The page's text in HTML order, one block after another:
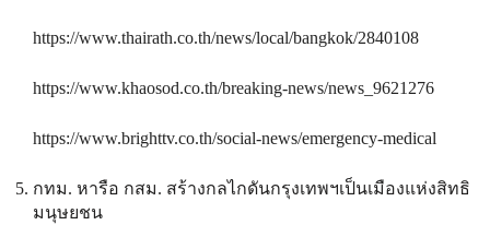
https://www.thairath.co.th/news/local/bangkok/2840108
https://www.khaosod.co.th/breaking-news/news_9621276
https://www.brighttv.co.th/social-news/emergency-medical
กทม. หารือ กสม. สร้างกลไกดันกรุงเทพฯเป็นเมืองแห่งสิทธิ
มนุษยชน